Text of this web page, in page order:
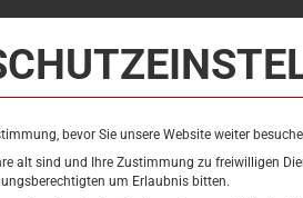
SAUNA KURSE
bevor Sie unsere Website weiter
alt sind und Ihre Zustimmung zu freiwilligen
um Erlaubnis bitten.
Service-Gruppen, für die eine